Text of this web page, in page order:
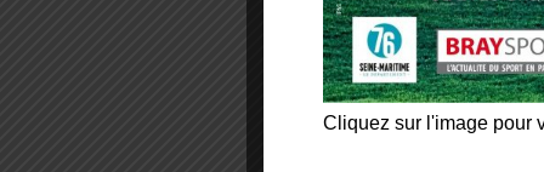
Cliquez sur l'image pour